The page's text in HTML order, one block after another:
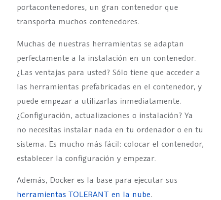
portacontenedores, un gran contenedor que
transporta muchos contenedores.
Muchas de nuestras herramientas se adaptan
perfectamente a la instalación en un contenedor.
¿Las ventajas para usted? Sólo tiene que acceder a
las herramientas prefabricadas en el contenedor, y
puede empezar a utilizarlas inmediatamente.
¿Configuración, actualizaciones o instalación? Ya
no necesitas instalar nada en tu ordenador o en tu
sistema. Es mucho más fácil: colocar el contenedor,
establecer la configuración y empezar.
Además, Docker es la base para ejecutar sus
herramientas TOLERANT en la nube.